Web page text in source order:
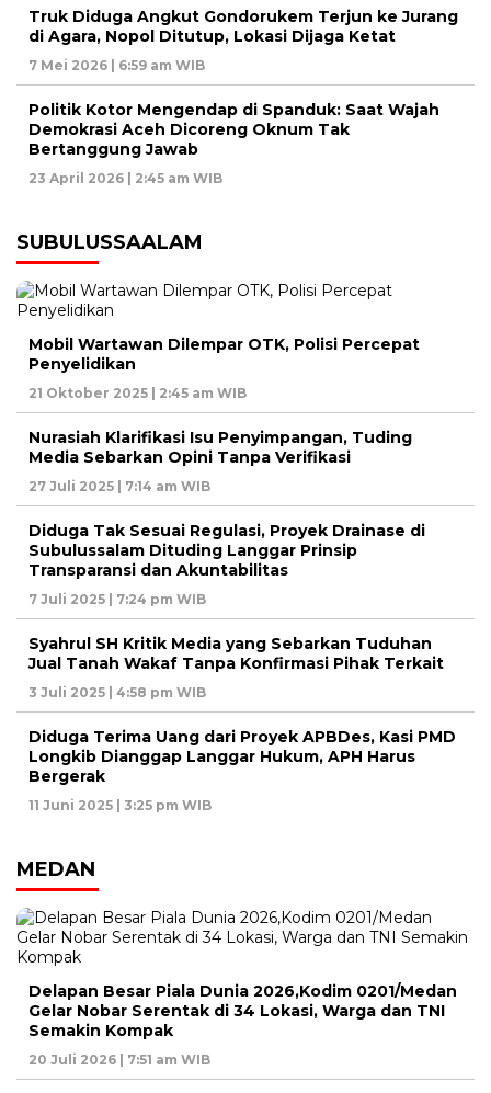
Truk Diduga Angkut Gondorukem Terjun ke Jurang
di Agara, Nopol Ditutup, Lokasi Dijaga Ketat
7 Mei 2026 | 6:59 am WIB
Politik Kotor Mengendap di Spanduk: Saat Wajah
Demokrasi Aceh Dicoreng Oknum Tak
Bertanggung Jawab
23 April 2026 | 2:45 am WIB
SUBULUSSAALAM
Mobil Wartawan Dilempar OTK, Polisi Percepat
Penyelidikan
21 Oktober 2025 | 2:45 am WIB
Nurasiah Klarifikasi Isu Penyimpangan, Tuding
Media Sebarkan Opini Tanpa Verifikasi
27 Juli 2025 | 7:14 am WIB
Diduga Tak Sesuai Regulasi, Proyek Drainase di
Subulussalam Dituding Langgar Prinsip
Transparansi dan Akuntabilitas
7 Juli 2025 | 7:24 pm WIB
Syahrul SH Kritik Media yang Sebarkan Tuduhan
Jual Tanah Wakaf Tanpa Konfirmasi Pihak Terkait
3 Juli 2025 | 4:58 pm WIB
Diduga Terima Uang dari Proyek APBDes, Kasi PMD
Longkib Dianggap Langgar Hukum, APH Harus
Bergerak
11 Juni 2025 | 3:25 pm WIB
MEDAN
Delapan Besar Piala Dunia 2026,Kodim 0201/Medan
Gelar Nobar Serentak di 34 Lokasi, Warga dan TNI
Semakin Kompak
20 Juli 2026 | 7:51 am WIB